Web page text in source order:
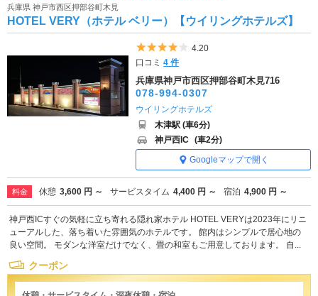
兵庫県 神戸市西区押部谷町木見
HOTEL VERY（ホテル ベリー）【ウイリングホテルズ】
5つ星のうち4
4.20
口コミ4 件
兵庫県神戸市西区押部谷町木見716
078-994-0307
ウイリングホテルズ
木津駅 (車6分)
神戸西IC (車2分)
Googleマップで開く
料金 休憩 3,600 円 ～ サービスタイム 4,400 円 ～ 宿泊 4,900 円 ～
神戸西ICすぐの気軽に立ち寄れる隠れ家ホテル HOTEL VERYは2023年にリニ
ューアルした、落ち着いた雰囲気のホテルです。 館内はシンプルで居心地の
良い空間。 モダンな洋室だけでなく、畳の和室もご用意しております。 自...
クーポン